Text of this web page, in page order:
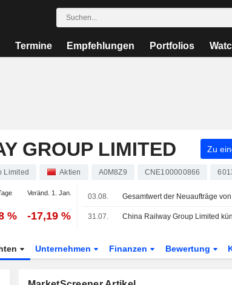
Termine Empfehlungen Portfolios
GROUP LIMITED Zu
Limited Aktien A0M8Z9 CNE100000866
Veränd. 1. Jan.
% -17,19 %
03.08.
31.07.
Unternehmen Finanzen Bewertung